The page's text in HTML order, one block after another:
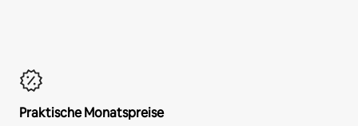
Praktische Monatspreise